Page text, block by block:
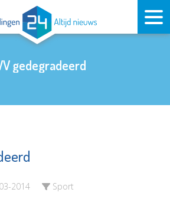
gedegradeerd
2014 Sport